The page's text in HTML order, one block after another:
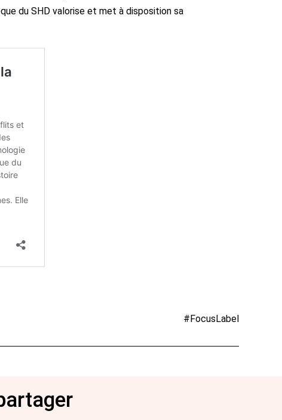
du SHD valorise et met à disposition sa
#FocusLabel